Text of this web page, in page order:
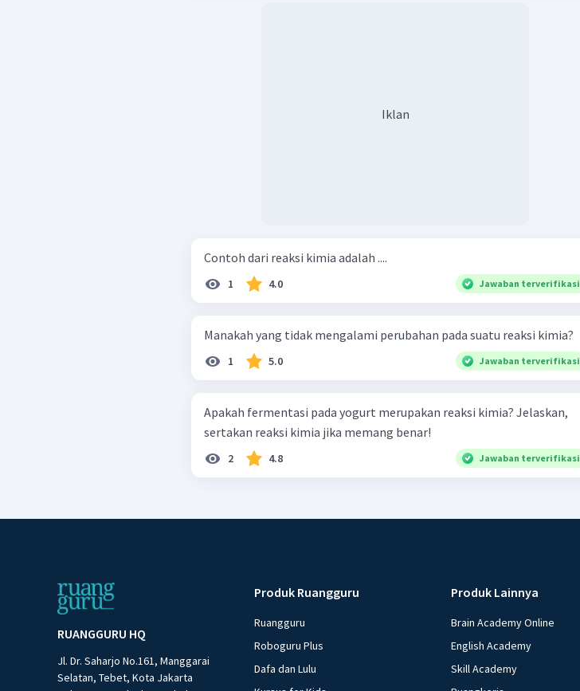
Iklan
Contoh dari reaksi kimia adalah ....
1 4.0 Jawaban terverifikasi
Manakah yang tidak mengalami perubahan pada suatu reaksi kimia?
1 5.0 Jawaban terverifikasi
Apakah fermentasi pada yogurt merupakan reaksi kimia? Jelaskan,
sertakan reaksi kimia jika memang benar!
2 4.8 Jawaban terverifikasi
RUANGGURU HQ
Jl. Dr. Saharjo No.161, Manggarai
Selatan, Tebet, Kota Jakarta
Produk Ruangguru
Ruangguru
Roboguru Plus
Dafa dan Lulu
Produk Lainnya
Brain Academy Online
English Academy
Skill Academy